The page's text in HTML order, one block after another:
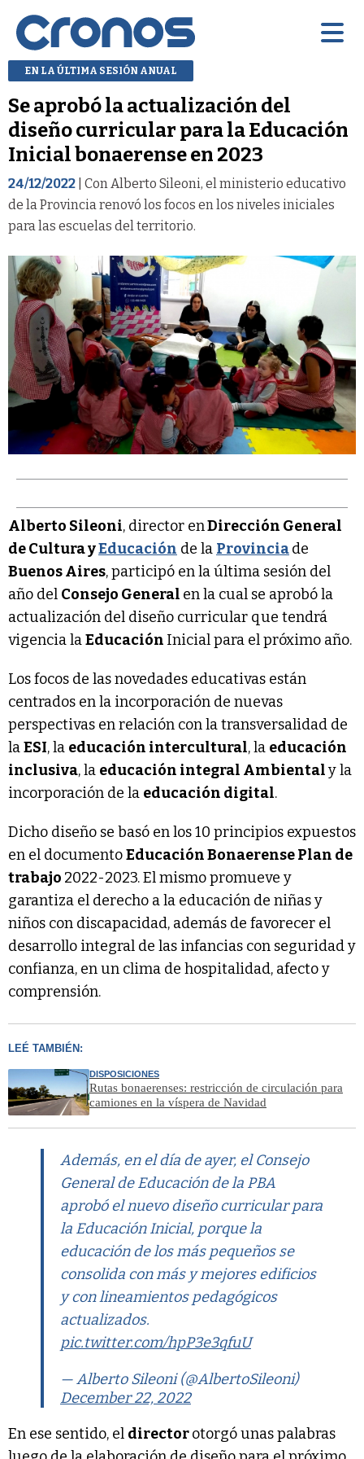
EN LA ÚLTIMA SESIÓN ANUAL
Se aprobó la actualización del
diseño curricular para la Educación
Inicial bonaerense en 2023
24/12/2022 | Con Alberto Sileoni, el ministerio educativo
de la Provincia renovó los focos en los niveles iniciales
para las escuelas del territorio.
Alberto Sileoni, director enDirección General
de Cultura yEducación de la Provinciade
Buenos Aires, participó en la última sesión del
año del Consejo General en la cual se aprobó la
actualización del diseño curricular que tendrá
vigencia laEducación Inicial para el próximo año.
Los focos de las novedades educativas están
centrados en la incorporación de nuevas
perspectivas en relación con la transversalidad de
laESI, la educación intercultural, la educación
inclusiva, la educación integral Ambientaly la
incorporación de la educación digital.
Dicho diseño se basó en los 10 principios expuestos
en el documentoEducación Bonaerense Plan de
trabajo 2022-2023. El mismo promueve y
garantiza el derecho a la educación de niñas y
niños con discapacidad, además de favorecer el
desarrollo integral de las infancias con seguridad y
confianza, en un clima de hospitalidad, afecto y
comprensión.
LEÉ TAMBIÉN:
DISPOSICIONES
Rutas bonaerenses: restricción de circulación para
camiones en la víspera de Navidad
Además, en el día de ayer, el Consejo
General de Educación de la PBA
aprobó el nuevo diseño curricular para
la Educación Inicial, porque la
educación de los más pequeños se
consolida con más y mejores edificios
y con lineamientos pedagógicos
actualizados.
pic.twitter.com/hpP3e3qfuU
— Alberto Sileoni (@AlbertoSileoni)
December 22, 2022
En ese sentido, el directorotorgó unas palabras